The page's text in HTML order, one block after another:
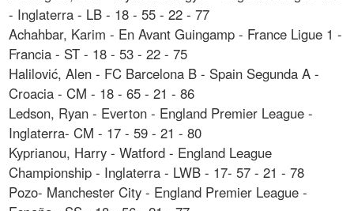
- Inglaterra - LB - 18 - 55 - 22 - 77
Achahbar, Karim - En Avant Guingamp - France Ligue 1 -
Francia - ST - 18 - 53 - 22 - 75
Halilović, Alen - FC Barcelona B - Spain Segunda A -
Croacia - CM - 18 - 65 - 21 - 86
Ledson, Ryan - Everton - England Premier League -
Inglaterra- CM - 17 - 59 - 21 - 80
Kyprianou, Harry - Watford - England League
Championship - Inglaterra - LWB - 17- 57 - 21 - 78
Pozo- Manchester City - England Premier League -